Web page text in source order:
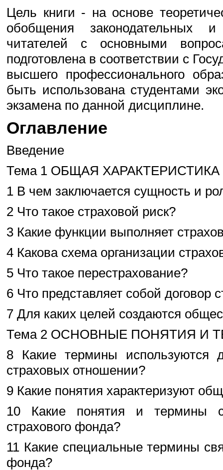
Цель книги - на основе
обобщения законодательных
читателей с основными
подготовлена в соответствии с
высшего профессионального
быть использована студентами
экзамена по данной дисциплине.
Оглавление
Введение
Тема 1 ОБЩАЯ
1 В чем заключается сущность и
2 Что такое страховой риск?
3 Какие функции выполняет
4 Какова схема организации
5 Что такое перестрахование?
6 Что представляет собой договор
7 Для каких целей создаются
Тема 2 ОСНОВНЫЕ ПОНЯТИЯ И
8 Какие термины используются
страховых отношении?
9 Какие понятия характеризуют
10 Какие понятия и термины
страхового фонда?
11 Какие специальные термины
фонда?